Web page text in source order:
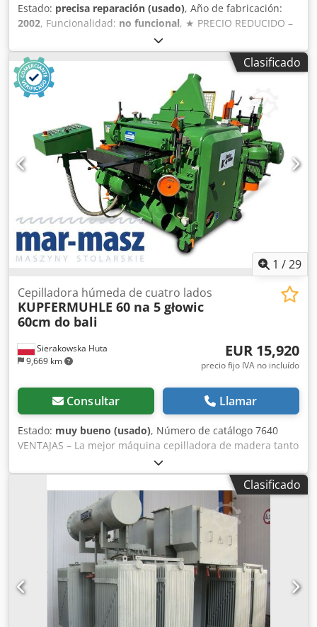
Estado: precisa reparación (usado), Año de fabricación:
2002, Funcionalidad: no funcional, ★ PRECIO REDUCIDO –
VENTA RÁPIDA: 50.000 € (antes 80.000 €) ★ Estamos
vendiendo 3 secadores de madera Imea 2002 (Imea) +
Generador de vapor + Caldera (Elbi). 3 secadores de
madera y 1 generador de vapor: Dimensiones: 12.5 m x 7.2
m x 4.2 m 📐 Capacidad de cada secador: 220 m3 de
madera 🌳 Generador de vapor: 8.5 m x 6 m x 5 m 📐
Estructura de aluminio, paneles sándwich 🏗️ Caldera para
madera y aserrín: Equipada con un sistema de bombeo,
tuberías y una caldera Potencia: 3,500,000 kCal/h (40,000
kW) Todo funciona en un sistema automatizado. Dkjdpfx
Aopugxnjkwjr Total: 50,000 € sin IVA 💰 El desmontaje debe
ser realizado por el comprador 🔧 El vendedor puede
ayudar poniendo a disposición un manipulador
telescópico 📍 Dirección de recogida: Teiu 337291,
Rumania 🌍 Para obtener más información o hacer una
oferta, por favor contáctenos.
Clasificado
1 /29
Sierakowska Huta
9,669 km
Cepilladora húmeda de cuatro lados
KUPFERMUHLE 60 na 5 głowic
60cm do bali
EUR 15,920
precio fijo IVA no incluído
Consultar Llamar
Estado: muy bueno (usado), Número de catálogo 7640
VENTAJAS – La mejor máquina cepilladora de madera tanto
húmeda como seca – Ideal para el procesamiento de
troncos, tarima, etc. – 2 ejes cepilladores + 3 husillos –
Fabricada por la marca alemana KUPFERMUHLE Dksdpfx
Aozrk T Ajkwor – Cepilladora usada, en muy buen estado
DATOS TÉCNICOS - Ancho máximo de cepillado: 610 mm -
Altura máxima de cepillado: 200 mm - Desde la parte
superior: - Rollo de arrastre dentado de entrada -
Trinquetes - Presión - 2 rodillos de arrastre dentados -
Presión - Eje cepillador de 610 mm, 6 cuchillas, 15 kW -
Presiones - Rodillo de salida liso - Desde la parte inferior: -
Presor lateral en la entrada - Guía - Mesa de entrada -
Rodillo de arrastre dentado - Eje cepillador de 610 mm, 6
Clasificado